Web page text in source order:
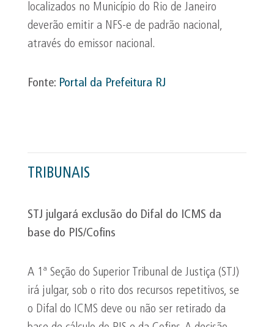
localizados no Município do Rio de Janeiro
deverão emitir a NFS-e de padrão nacional,
através do emissor nacional.
Fonte: Portal da Prefeitura RJ
TRIBUNAIS
STJ julgará exclusão do Difal do ICMS da
base do PIS/Cofins
A 1ª Seção do Superior Tribunal de Justiça (STJ)
irá julgar, sob o rito dos recursos repetitivos, se
o Difal do ICMS deve ou não ser retirado da